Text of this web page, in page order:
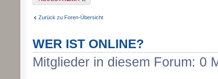
Zurück zu Foren-Übersicht
WER IST ONLINE?
Mitglieder in diesem Forum: 0